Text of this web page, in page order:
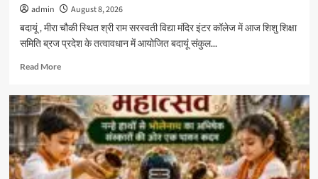
admin
August 8, 2026
बदायूं , मीरा चौकी स्थित श्री राम सरस्वती विद्या मंदिर इंटर कॉलेज में आज शिशु शिक्षा
समिति ब्रज प्रदेश के तत्वावधान में आयोजित बदायूं संकुल...
Read MoreRead
शिशु
शिक्षा
समिति
ब्रज
प्रदेश
के